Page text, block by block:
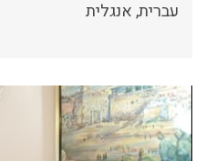
עברית, אנגלית